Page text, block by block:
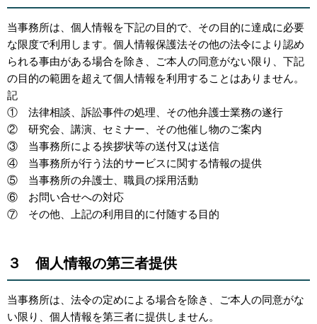
当事務所は、個人情報を下記の目的で、その目的に達成に必要
な限度で利用します。個人情報保護法その他の法令により認め
られる事由がある場合を除き、ご本人の同意がない限り、下記
の目的の範囲を超えて個人情報を利用することはありません。
記
① 法律相談、訴訟事件の処理、その他弁護士業務の遂行
② 研究会、講演、セミナー、その他催し物のご案内
③ 当事務所による挨拶状等の送付又は送信
④ 当事務所が行う法的サービスに関する情報の提供
⑤ 当事務所の弁護士、職員の採用活動
⑥ お問い合せへの対応
⑦ その他、上記の利用目的に付随する目的
３ 個人情報の第三者提供
当事務所は、法令の定めによる場合を除き、ご本人の同意がな
い限り、個人情報を第三者に提供しません。